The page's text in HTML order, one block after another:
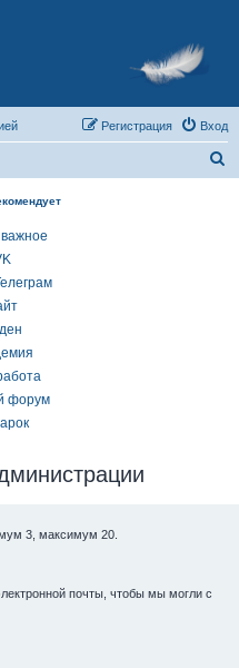
Вход
Регистрация
форум
3, максимум 20.
почты, чтобы мы могли с